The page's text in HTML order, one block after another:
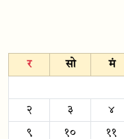
र सो मं
२ ३ ४
९ १० ११